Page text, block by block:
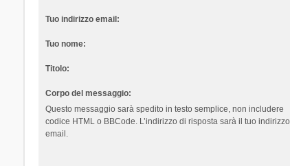
Tuo indirizzo email:
Tuo nome:
Titolo:
Corpo del messaggio:
Questo messaggio sarà spedito in testo semplice, non includere
codice HTML o BBCode. L’indirizzo di risposta sarà il tuo indirizzo
email.